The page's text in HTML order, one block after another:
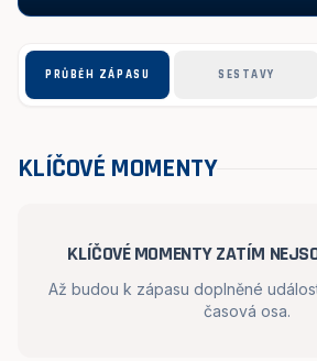
PRŮBĚH ZÁPASU SESTAVY
KLÍČOVÉ MOMENTY
KLÍČOVÉ MOMENTY ZATÍM
Až budou k zápasu doplněné
časová osa.